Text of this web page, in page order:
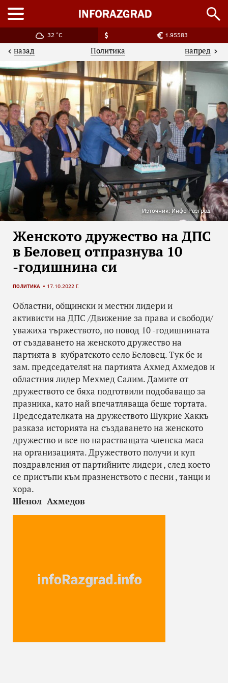
32 °C 1.95583
назад Политика напред
Източник: Инфо Разград
Женското дружество на ДПС
в Беловец отпразнува 10
-годишнина си
ПОЛИТИКА 17.10.2022 Г.
Областни, общински и местни лидери и
активисти на ДПС /Движение за права и свободи/
уважиха тържеството, по повод 10 -годишнината
от създаването на женското дружество на
партията в кубратското село Беловец. Тук бе и
зам. председателяt на партията Ахмед Ахмедов и
областния лидер Мехмед Салим. Дамите от
дружеството се бяха подготвили подобаващо за
празника, като най впечатляваща беше тортата.
Председателката на дружеството Шукрие Хаккъ
разказа историята на създаването на женското
дружество и все по нарастващата членска маса
на организацията. Дружеството получи и куп
поздравления от партийните лидери , след което
се пристъпи към празненството с песни , танци и
хора.
Шенол Ахмедов